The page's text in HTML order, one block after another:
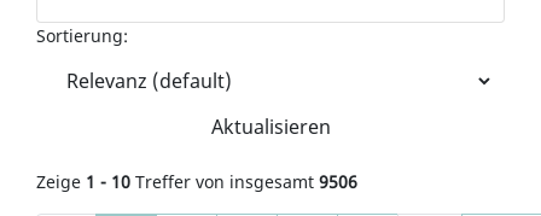
Sortierung:
Aktualisieren
Zeige 1 - 10 Treffer von insgesamt 9506